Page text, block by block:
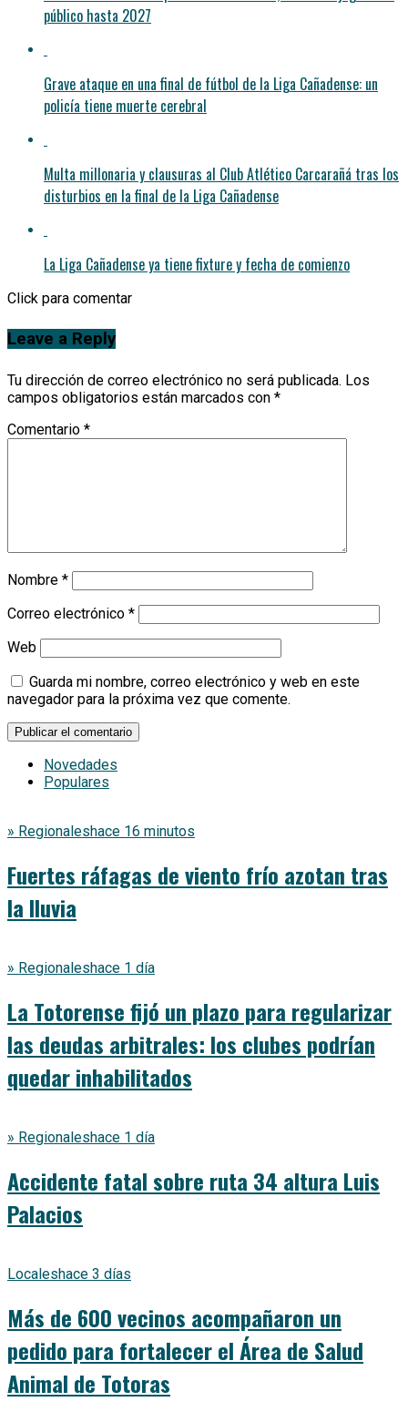
público hasta 2027
Grave ataque en una final de fútbol de la Liga Cañadense: un
policía tiene muerte cerebral
Multa millonaria y clausuras al Club Atlético Carcarañá tras los
disturbios en la final de la Liga Cañadense
La Liga Cañadense ya tiene fixture y fecha de comienzo
Click para comentar
Leave a Reply
Tu dirección de correo electrónico no será publicada. Los
campos obligatorios están marcados con *
Comentario *
Nombre *
Correo electrónico *
Web
Guarda mi nombre, correo electrónico y web en este
navegador para la próxima vez que comente.
Novedades
Populares
» Regionaleshace 16 minutos
Fuertes ráfagas de viento frío azotan tras
la lluvia
» Regionaleshace 1 día
La Totorense fijó un plazo para regularizar
las deudas arbitrales: los clubes podrían
quedar inhabilitados
» Regionaleshace 1 día
Accidente fatal sobre ruta 34 altura Luis
Palacios
Localeshace 3 días
Más de 600 vecinos acompañaron un
pedido para fortalecer el Área de Salud
Animal de Totoras